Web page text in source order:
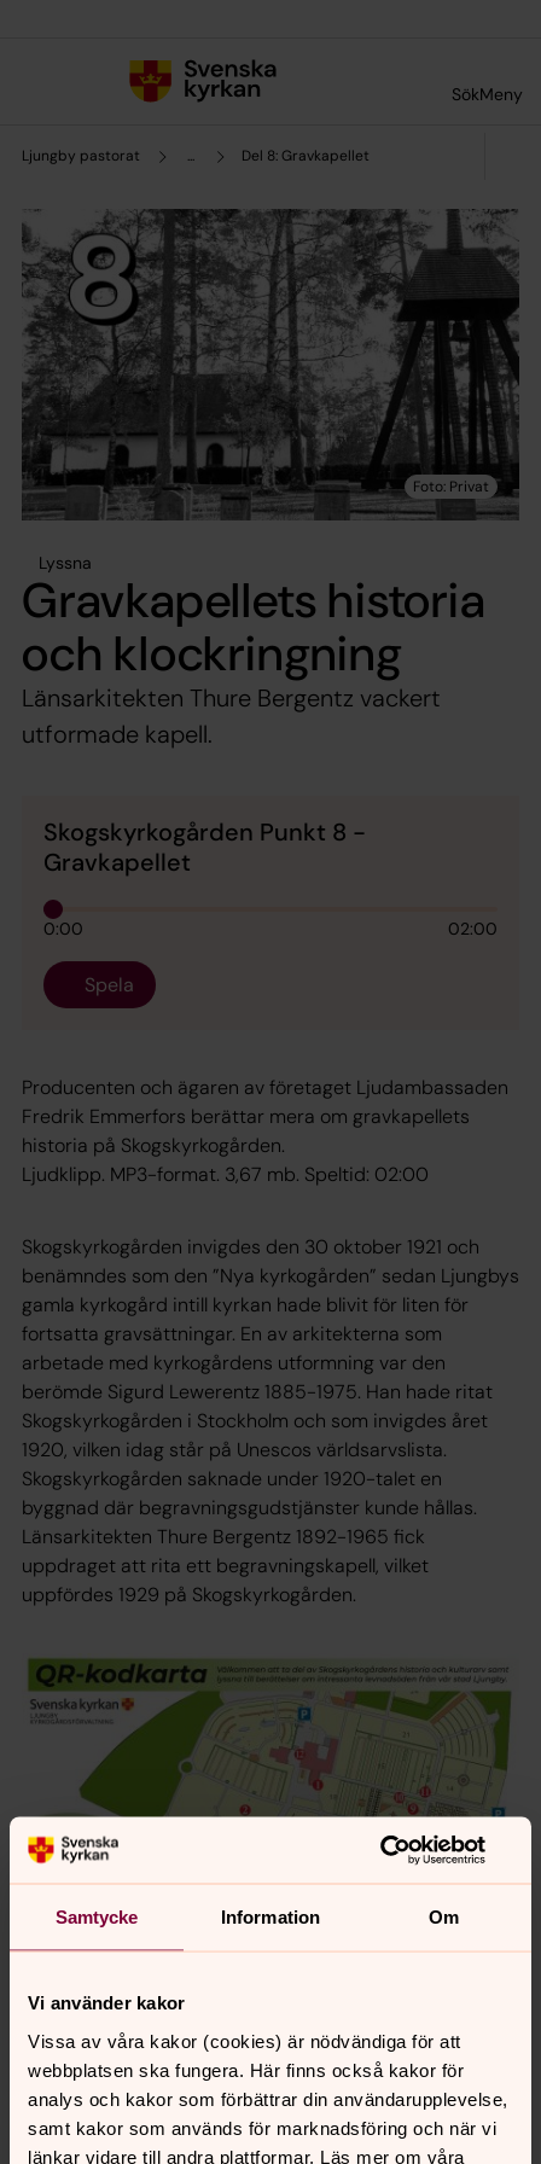
Samtycke Information Om
Vi använder kakor
Vissa av våra kakor (cookies) är nödvändiga för att
webbplatsen ska fungera. Här finns också kakor för
analys och kakor som förbättrar din användarupplevelse,
samt kakor som används för marknadsföring och när vi
länkar vidare till andra plattformar. Läs mer om våra
SökMeny
Ljungby pastorat ... Del 8: Gravkapellet
Lyssna
Gravkapellets historia
och klockringning
Länsarkitekten Thure Bergentz vackert
utformade kapell.
Skogskyrkogården Punkt 8 -
Gravkapellet
0:00 02:00
Spela
Producenten och ägaren av företaget Ljudambassaden
Fredrik Emmerfors berättar mera om gravkapellets
historia på Skogskyrkogården.
Ljudklipp. MP3-format. 3,67 mb. Speltid: 02:00
Skogskyrkogården invigdes den 30 oktober 1921 och
benämndes som den ”Nya kyrkogården” sedan Ljungbys
gamla kyrkogård intill kyrkan hade blivit för liten för
fortsatta gravsättningar. En av arkitekterna som
arbetade med kyrkogårdens utformning var den
berömde Sigurd Lewerentz 1885-1975. Han hade ritat
Skogskyrkogården i Stockholm och som invigdes året
1920, vilken idag står på Unescos världsarvslista.
Skogskyrkogården saknade under 1920-talet en
byggnad där begravningsgudstjänster kunde hållas.
Länsarkitekten Thure Bergentz 1892-1965 fick
uppdraget att rita ett begravningskapell, vilket
uppfördes 1929 på Skogskyrkogården.
Föregående och nästa del